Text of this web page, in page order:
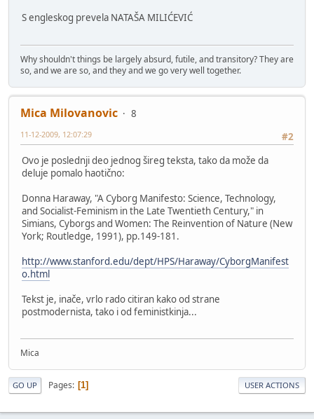
S engleskog prevela NATAŠA MILIĆEVIĆ
Why shouldn't things be largely absurd, futile, and transitory? They are
so, and we are so, and they and we go very well together.
Mica Milovanovic
8
#2
11-12-2009, 12:07:29
Ovo je poslednji deo jednog šireg teksta, tako da može da
deluje pomalo haotično:
Donna Haraway, "A Cyborg Manifesto: Science, Technology,
and Socialist-Feminism in the Late Twentieth Century," in
Simians, Cyborgs and Women: The Reinvention of Nature (New
York; Routledge, 1991), pp.149-181.
http://www.stanford.edu/dept/HPS/Haraway/CyborgManifest
o.html
Tekst je, inače, vrlo rado citiran kako od strane
postmodernista, tako i od feministkinja...
Mica
GO UP Pages 1 USER ACTIONS